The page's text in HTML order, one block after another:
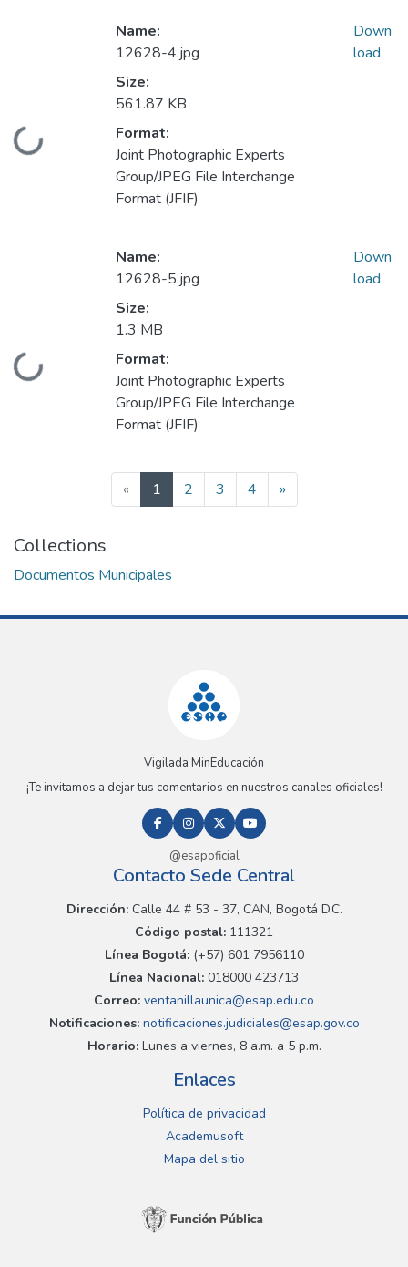
Loading...
Name:
12628-4.jpg
Size:
561.87 KB
Format:
Joint Photographic Experts
Group/JPEG File Interchange
Format (JFIF)
Down
load
Loading...
Name:
12628-5.jpg
Size:
1.3 MB
Format:
Joint Photographic Experts
Group/JPEG File Interchange
Format (JFIF)
Down
load
« 1(current)
2 3 4 »
Collections
Documentos Municipales
Vigilada MinEducación
¡Te invitamos a dejar tus comentarios en nuestros canales oficiales!
@esapoficial
Contacto Sede Central
Dirección:Calle 44 # 53 - 37, CAN, Bogotá D.C.
Código postal: 111321
Línea Bogotá:(+57) 601 7956110
Línea Nacional: 018000 423713
Correo: ventanillaunica@esap.edu.co
Notificaciones:notificaciones.judiciales@esap.gov.co
Horario:Lunes a viernes, 8 a.m. a 5 p.m.
Enlaces
Política de privacidad
Academusoft
Mapa del sitio